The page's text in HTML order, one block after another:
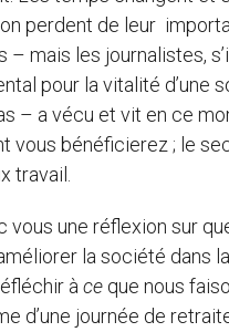
perdent de leur
mais les journalistes,
pour la vitalité
– a vécu et vit en ce
vous bénéficierez ; le
travail.
vous une réflexion sur
la société dans
à ce que nous
d’une journée de